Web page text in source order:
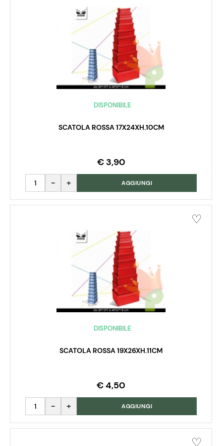
DISPONIBILE
SCATOLA ROSSA 17X24XH.10CM
€ 3,90
Quantità AGGIUNGI
DISPONIBILE
SCATOLA ROSSA 19X26XH.11CM
€ 4,50
Quantità AGGIUNGI